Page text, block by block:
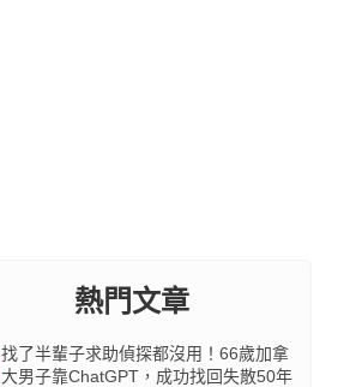
熱門文章
找了半輩子求助偵探都沒用！66歲加拿
大男子靠ChatGPT，成功找回失散50年